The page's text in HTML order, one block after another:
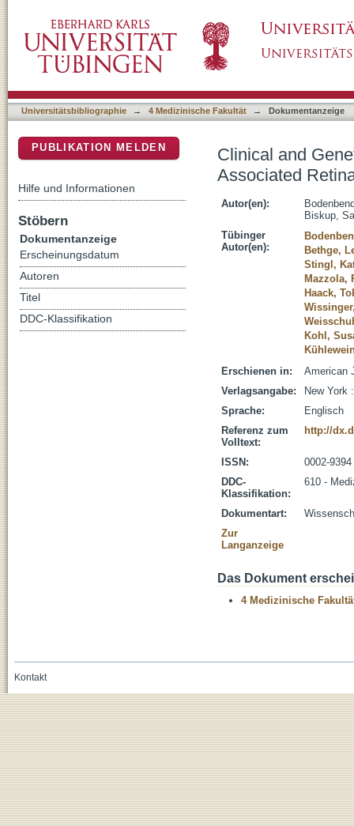
Universitätsbibliographie → 4 Medizinische Fakultät → Dokumentanzeige
Clinical and
Associated
Autor(en):
Biskup,
Tübinger
Autor(en):
Bethge,
Stingl,
Mazzola,
Haack,
Kohl,
Erschienen in:
American
Verlagsangabe:
New York
Sprache:
Englisch
Referenz zum
Volltext:
http://
ISSN:
0002-9394
DDC-
Klassifikation:
610 -
Dokumentart:
Zur
Langanzeige
Das Dokument
4 Medizinische
PUBLIKATION MELDEN
Hilfe und Informationen
Stöbern
Dokumentanzeige
Erscheinungsdatum
Autoren
Titel
DDC-Klassifikation
Kontakt